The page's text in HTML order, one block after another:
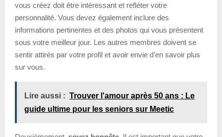
vous créez doit être intéressant et refléter votre
personnalité. Vous devez également inclure des
informations pertinentes et des photos qui vous présentent
sous votre meilleur jour. Les autres membres doivent se
sentir attirés par votre profil et avoir envie d’en savoir plus
sur vous.
Lire aussi : Trouver l'amour après 50 ans : Le
guide ultime pour les seniors sur Meetic